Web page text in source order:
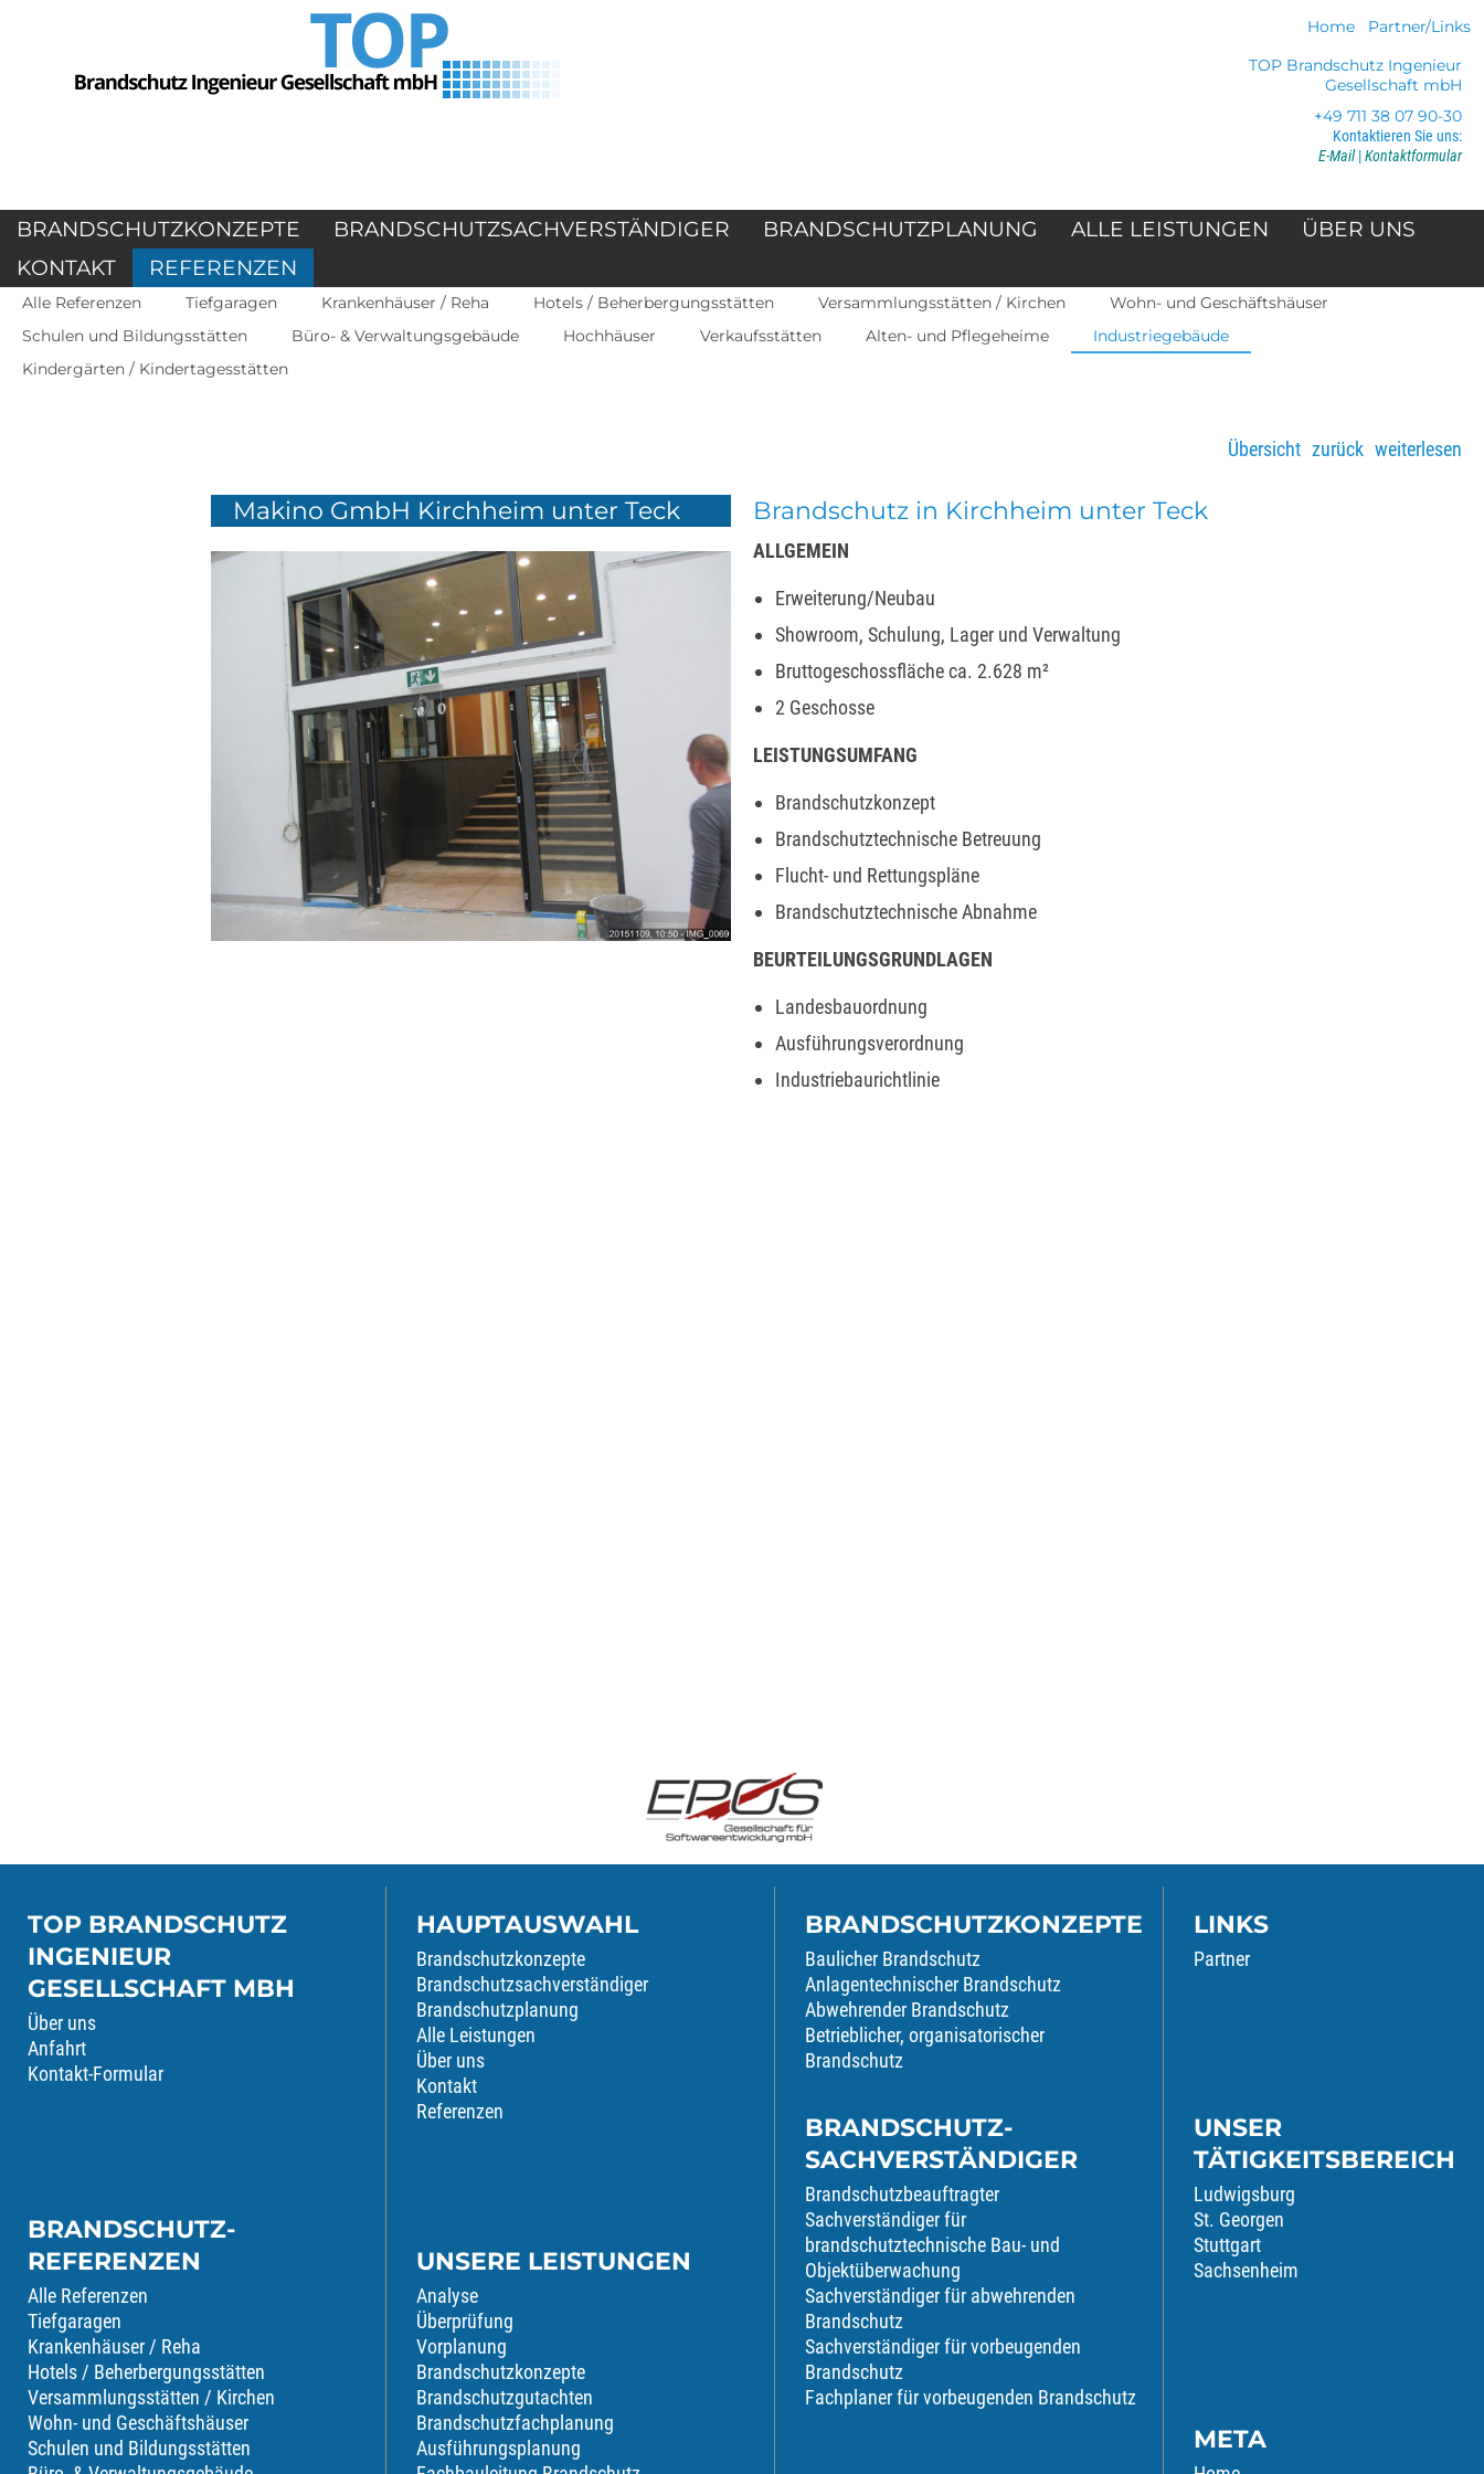
TOP Brandschutz Ingenieur
Gesellschaft mbH
+49 711 38 07 90-30
Kontaktieren Sie uns:
E-Mail|Kontaktformular
BRANDSCHUTZKONZEPTE BRANDSCHUTZSACHVERSTÄNDIGER BRANDSCHUTZPLANUNG ALLE LEISTUNGEN
ÜBER UNS
KONTAKT
REFERENZEN
Home Partner/Links
Alle Referenzen Tiefgaragen Krankenhäuser / Reha Hotels / Beherbergungsstätten Versammlungsstätten / Kirchen
Wohn- und Geschäftshäuser
Schulen und Bildungsstätten
Büro- & Verwaltungsgebäude Hochhäuser Verkaufsstätten Alten- und Pflegeheime
Industriegebäude
Kindergärten / Kindertagesstätten
Übersicht zurück weiterlesen
Makino GmbH Kirchheim unter Teck Brandschutz in Kirchheim unter Teck
ALLGEMEIN
Erweiterung/Neubau
Showroom, Schulung, Lager und Verwaltung
Bruttogeschossfläche ca. 2.628 m²
2 Geschosse
LEISTUNGSUMFANG
Brandschutzkonzept
Brandschutztechnische Betreuung
Flucht- und Rettungspläne
Brandschutztechnische Abnahme
BEURTEILUNGSGRUNDLAGEN
Landesbauordnung
Ausführungsverordnung
Industriebaurichtlinie
TOP BRANDSCHUTZ
INGENIEUR
GESELLSCHAFT MBH
Über uns
Anfahrt
Kontakt-Formular
BRANDSCHUTZ-
REFERENZEN
Alle Referenzen
Tiefgaragen
Krankenhäuser / Reha
Hotels / Beherbergungsstätten
Versammlungsstätten / Kirchen
Wohn- und Geschäftshäuser
Schulen und Bildungsstätten
HAUPTAUSWAHL
Brandschutzkonzepte
Brandschutzsachverständiger
Brandschutzplanung
Alle Leistungen
Über uns
Kontakt
Referenzen
UNSERE LEISTUNGEN
Analyse
Überprüfung
Vorplanung
Brandschutzkonzepte
Brandschutzgutachten
Brandschutzfachplanung
Ausführungsplanung
BRANDSCHUTZKONZEPTE
Baulicher Brandschutz
Anlagentechnischer Brandschutz
Abwehrender Brandschutz
Betrieblicher, organisatorischer
Brandschutz
BRANDSCHUTZ-
SACHVERSTÄNDIGER
Brandschutzbeauftragter
Sachverständiger für
brandschutztechnische Bau- und
Objektüberwachung
Sachverständiger für abwehrenden
Brandschutz
Sachverständiger für vorbeugenden
Brandschutz
Fachplaner für vorbeugenden Brandschutz
LINKS
Partner
UNSER
TÄTIGKEITSBEREICH
Ludwigsburg
St. Georgen
Stuttgart
Sachsenheim
META